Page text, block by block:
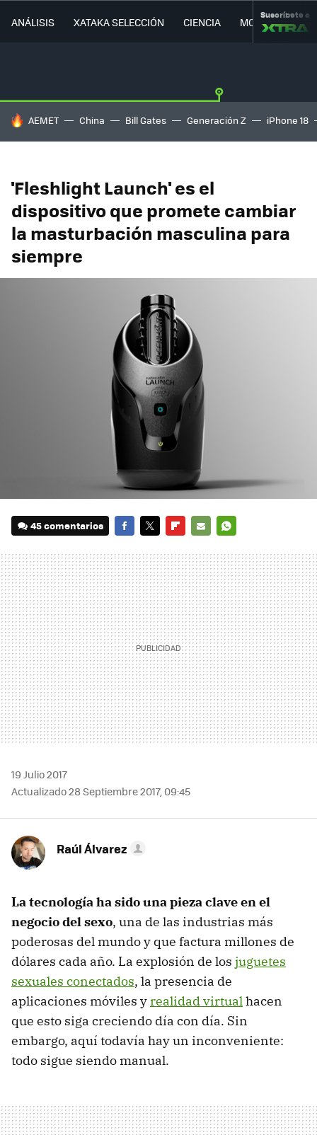
ANÁLISIS XATAKA SELECCIÓN CIENCIA MOVILIDAD
Suscríbete a
HOY SE HABLA DE
AEMET China Bill Gates Generación Z iPhone 18
'Fleshlight Launch' es el
dispositivo que promete cambiar
la masturbación masculina para
siempre
45 comentarios
MAIL
19 Julio 2017
Actualizado 28 Septiembre 2017, 09:45
Raúl Álvarez
La tecnología ha sido una pieza clave en el
negocio del sexo, una de las industrias más
poderosas del mundo y que factura millones de
dólares cada año. La explosión de los juguetes
sexuales conectados, la presencia de
aplicaciones móviles yrealidad virtual hacen
que esto siga creciendo día con día. Sin
embargo, aquí todavía hay un inconveniente:
todo sigue siendo manual.